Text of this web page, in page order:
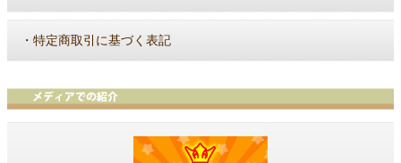
・ 特定商取引に基づく表記